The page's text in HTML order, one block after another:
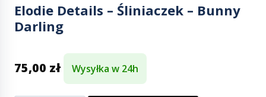
Elodie Details – Śliniaczek – Bunny
Darling
75,00 zł Wysyłka w 24h